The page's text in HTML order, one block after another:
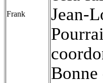
Frank
Jean-